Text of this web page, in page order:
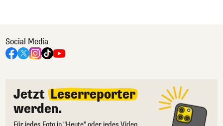
Social Media
Jetzt Leserreporter
werden.